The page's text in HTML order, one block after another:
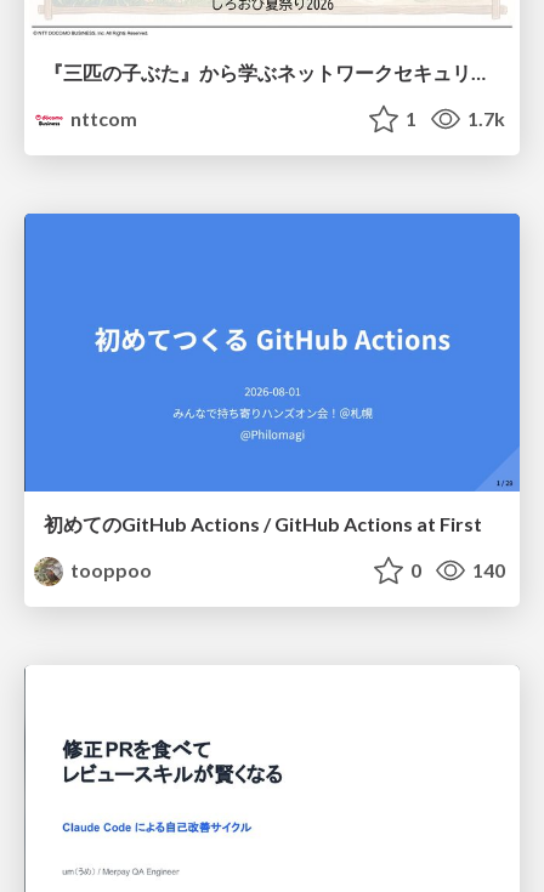
nttcom
1 1.7k
初めてのGitHub Actions / GitHub Actions at First
tooppoo
0 140